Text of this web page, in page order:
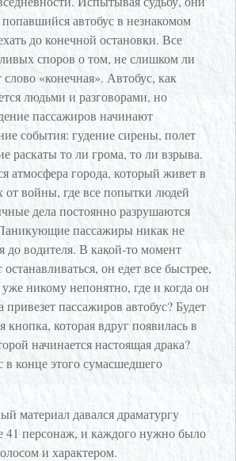
автобус в незнакомом
до конечной остановки. Все
споров о том, не слишком ли
слово «конечная». Автобус, как
людьми и разговорами, но
пассажиров начинают
события: гудение сирены, полет
раскаты то ли грома, то ли взрыва.
атмосфера города, который живет в
от войны, где все попытки людей
дела постоянно разрушаются
пассажиры никак не
до водителя. В какой-то момент
останавливаться, он едет все быстрее,
никому непонятно, где и когда он
привезет пассажиров автобус? Будет
кнопка, которая вдруг появилась в
начинается настоящая драка?
в конце этого сумасшедшего
материал давался драматургу
41 персонаж, и каждого нужно было
и характером.